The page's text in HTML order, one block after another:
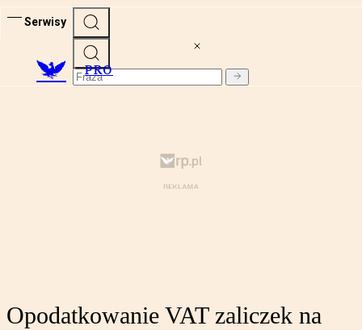
Serwisy
PRO
Opodatkowanie VAT zaliczek na